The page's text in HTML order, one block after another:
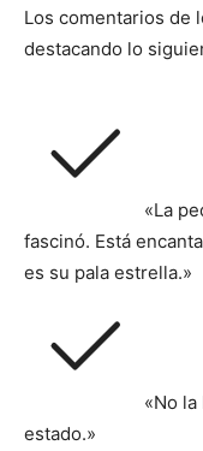
Los comentarios de
destacando lo
«La
fascinó. Está
es su pala estrella.»
«No
estado.»